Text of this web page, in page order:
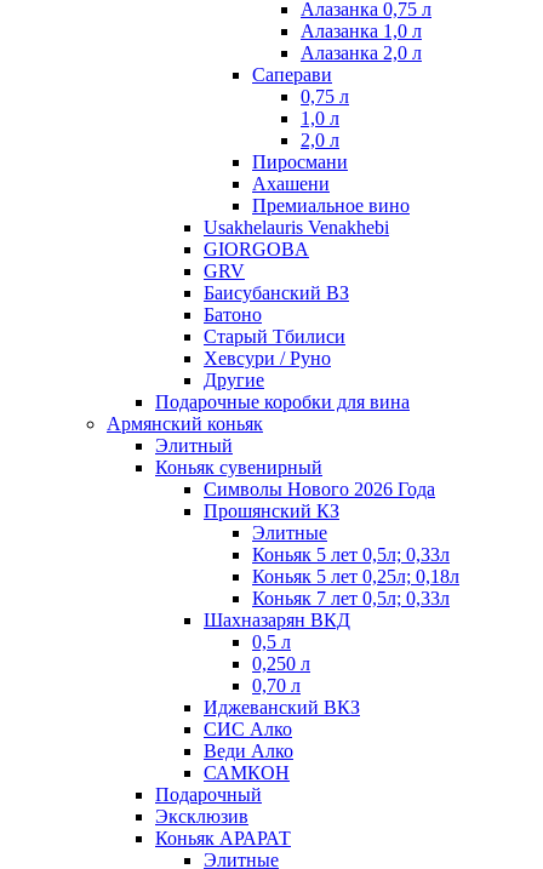
Алазанка 0,75 л
Алазанка 1,0 л
Алазанка 2,0 л
Саперави
0,75 л
1,0 л
2,0 л
Пиросмани
Ахашени
Премиальное вино
Usakhelauris Venakhebi
GIORGOBA
GRV
Баисубанский ВЗ
Батоно
Старый Тбилиси
Хевсури / Руно
Другие
Подарочные коробки для вина
Армянский коньяк
Элитный
Коньяк сувенирный
Символы Нового 2026 Года
Прошянский КЗ
Элитные
Коньяк 5 лет 0,5л; 0,33л
Коньяк 5 лет 0,25л; 0,18л
Коньяк 7 лет 0,5л; 0,33л
Шахназарян ВКД
0,5 л
0,250 л
0,70 л
Иджеванский ВКЗ
СИС Алко
Веди Алко
САМКОН
Подарочный
Эксклюзив
Коньяк АРАРАТ
Элитные